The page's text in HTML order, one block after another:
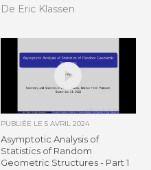
De Eric Klassen
PUBLIÉE LE 5 AVRIL 2024
Asymptotic Analysis of
Statistics of Random
Geometric Structures - Part 1